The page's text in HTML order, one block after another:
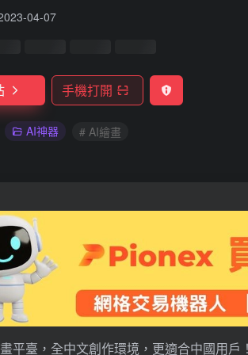
04-07
手機打開
AI神器 # AI繪畫
平臺，全中文創作環境，更適合中國用戶